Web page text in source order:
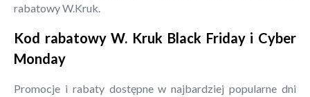
rabatowy W.Kruk.
Kod rabatowy W. Kruk Black Friday i Cyber
Monday
Promocje i rabaty dostępne w najbardziej popularne dni